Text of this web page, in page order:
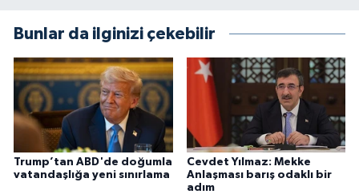
Bunlar da ilginizi çekebilir
Trump’tan ABD'de doğumla
vatandaşlığa yeni sınırlama
Cevdet Yılmaz: Mekke
Anlaşması barış odaklı bir
adım